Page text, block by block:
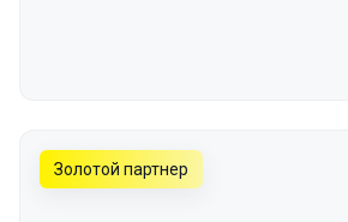
Золотой партнер